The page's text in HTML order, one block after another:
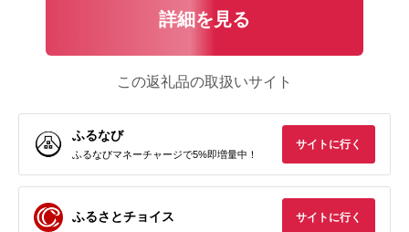
詳細を見る
この返礼品の取扱いサイト
ふるなび
ふるなびマネーチャージで5%即増量中！
サイトに行く
ふるさとチョイス サイトに行く